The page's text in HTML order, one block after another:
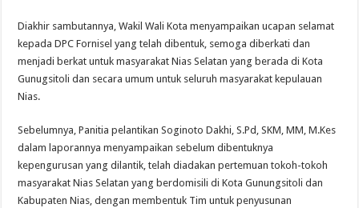
Diakhir sambutannya, Wakil Wali Kota menyampaikan ucapan selamat
kepada DPC Fornisel yang telah dibentuk, semoga diberkati dan
menjadi berkat untuk masyarakat Nias Selatan yang berada di Kota
Gunugsitoli dan secara umum untuk seluruh masyarakat kepulauan
Nias.
Sebelumnya, Panitia pelantikan Soginoto Dakhi, S.Pd, SKM, MM, M.Kes
dalam laporannya menyampaikan sebelum dibentuknya
kepengurusan yang dilantik, telah diadakan pertemuan tokoh-tokoh
masyarakat Nias Selatan yang berdomisili di Kota Gunungsitoli dan
Kabupaten Nias, dengan membentuk Tim untuk penyusunan